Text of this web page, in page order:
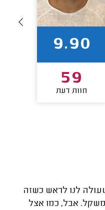
9.90
59
חוות דעת
לנו לראש כשזה
אבל, כמו אצל